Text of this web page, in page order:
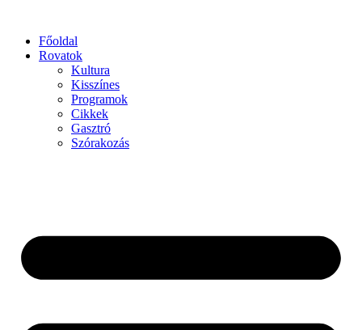
Főoldal
Rovatok
Kultura
Kisszínes
Programok
Cikkek
Gasztró
Szórakozás